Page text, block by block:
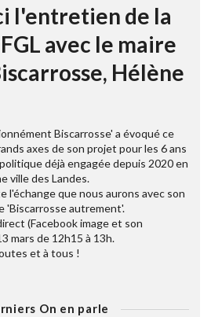
l'entretien de la
avec le maire
Hélène
Biscarrosse' a évoqué ce
axes de son projet pour les 6 ans
déjà engagée depuis 2020 en
ville des Landes.
l'échange que nous aurons avec son
'Biscarrosse autrement'.
(Facebook image et son
mars de 12h15 à 13h.
et à tous !
On en parle